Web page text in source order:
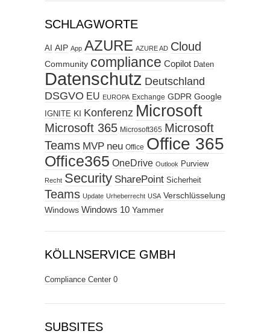
SCHLAGWORTE
AI AIP App AZURE AZURE AD Cloud
Community compliance Copilot Daten
Datenschutz Deutschland
DSGVO EU EUROPA Exchange GDPR Google
IGNITE KI Konferenz Microsoft
Microsoft 365 Microsoft365 Microsoft
Teams MVP neu Office Office 365
Office365 OneDrive Outlook Purview
Recht Security SharePoint Sicherheit
Teams Update Urheberrecht USA Verschlüsselung
Windows Windows 10 Yammer
KÖLLNSERVICE GMBH
Compliance Center 0
SUBSITES